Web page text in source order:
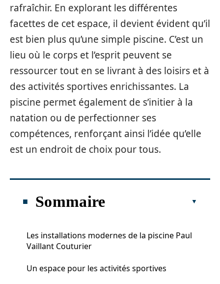
rafraîchir. En explorant les différentes
facettes de cet espace, il devient évident qu’il
est bien plus qu’une simple piscine. C’est un
lieu où le corps et l’esprit peuvent se
ressourcer tout en se livrant à des loisirs et à
des activités sportives enrichissantes. La
piscine permet également de s’initier à la
natation ou de perfectionner ses
compétences, renforçant ainsi l’idée qu’elle
est un endroit de choix pour tous.
Sommaire
Les installations modernes de la piscine Paul
Vaillant Couturier
Un espace pour les activités sportives